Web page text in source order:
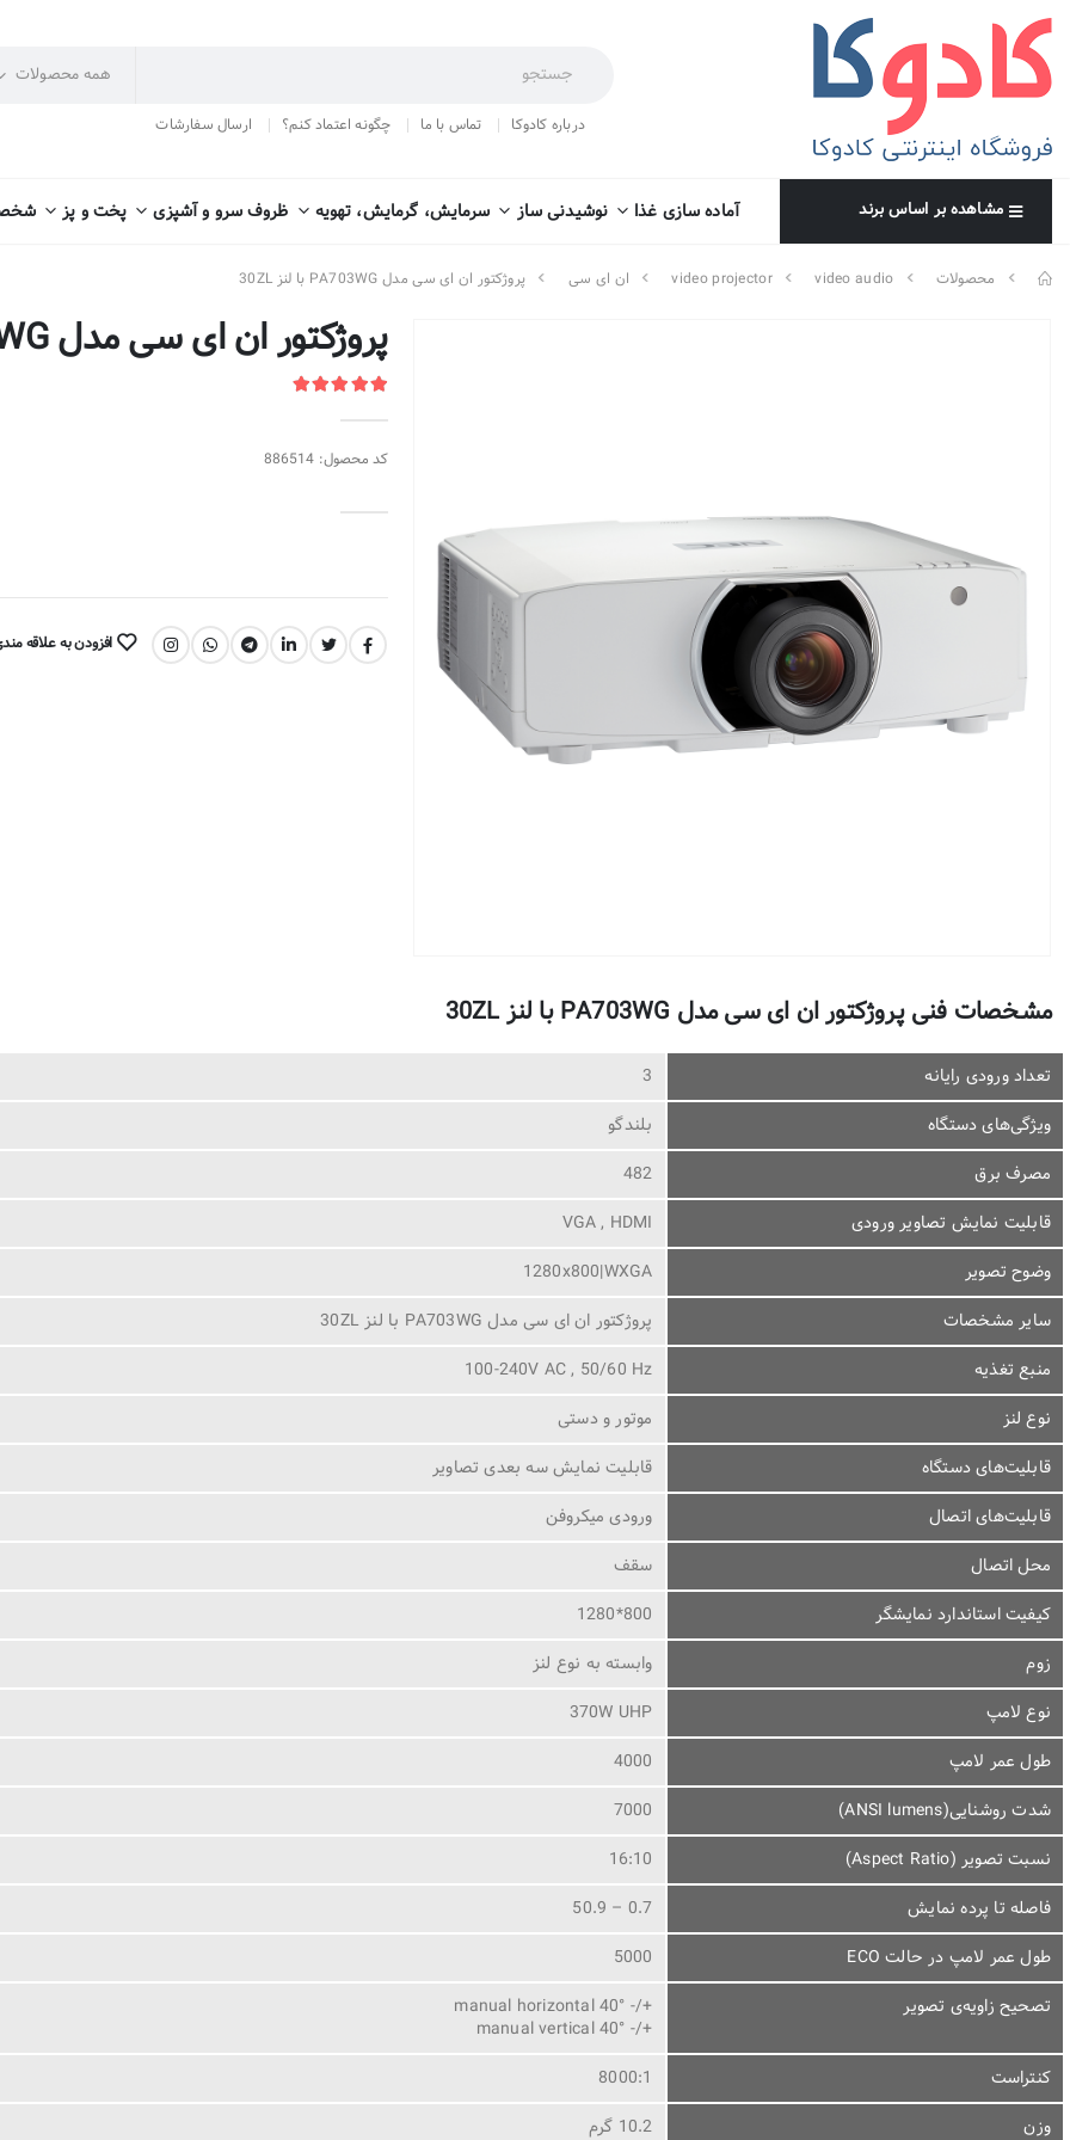
درباره کادوکا تماس با ما چگونه اعتماد کنم؟ ارسال سفارشات
مشاهده بر اساس برند آماده سازی غذا نوشیدنی ساز سرمایش، گرمایش، تهویه ظروف سرو و آشپزی پخت و پز
محصولات video audio
video projector ان ای سی پروژکتور ان ای سی مدل PA703WG با لنز 30ZL
پروژکتور ان ای سی مدل PA703WG با لنز 30ZL
کد محصول: 886514
اشتراک گذاری: افزودن به علاقه
مشخصات فنی پروژکتور ان ای سی مدل PA703WG با لنز 30ZL
تعداد ورودی رایانه
3
ویژگی‌های دستگاه
بلندگو
مصرف برق
482
قابلیت نمایش تصاویر ورودی
VGA , HDMI
وضوح تصویر
1280x800|WXGA
سایر مشخصات
پروژکتور ان ای سی مدل PA703WG با لنز 30ZL
منبع تغذیه
100-240V AC , 50/60 Hz
نوع لنز
موتور و دستی
قابلیت‌های دستگاه
قابلیت نمایش سه بعدی تصاویر
قابلیت‌های اتصال
ورودی میکروفن
محل اتصال
سقف
کیفیت استاندارد نمایشگر
800*1280
زوم
وابسته به نوع لنز
نوع لامپ
370W UHP
طول عمر لامپ
4000
شدت روشنایی(ANSI lumens)
7000
نسبت تصویر (Aspect Ratio)
16:10
فاصله تا پرده نمایش
0.7 – 50.9
طول عمر لامپ در حالت ECO
5000
تصحیح زاویه‌ی تصویر
+/- 40° manual horizontal
+/- 40° manual vertical
کنتراست
8000:1
وزن
10.2 گرم